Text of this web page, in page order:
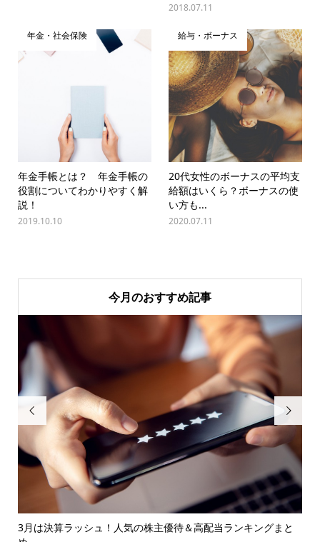
2018.07.11
年金・社会保険
年金手帳とは？ 年金手帳の
役割についてわかりやすく解
説！
2019.10.10
給与・ボーナス
20代女性のボーナスの平均支
給額はいくら？ボーナスの使
い方も...
2020.07.11
今月のおすすめ記事

3月は決算ラッシュ！人気の株主優待＆高配当ランキングまと
